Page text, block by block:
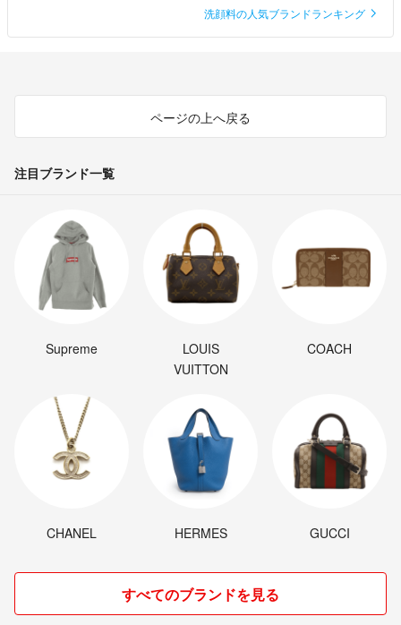
洗顔料の人気ブランドランキング
ページの上へ戻る
注目ブランド一覧
Supreme
LOUIS
VUITTON
COACH
CHANEL HERMES GUCCI
すべてのブランドを見る